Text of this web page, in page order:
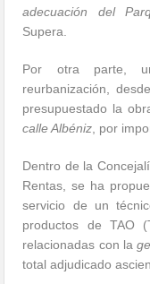
adecuación del
Supera.
Por otra parte,
reurbanización,
presupuestado la
calle Albéniz , por
Dentro de la
Rentas, se ha
servicio de un
productos de TAO
relacionadas con la
total adjudicado